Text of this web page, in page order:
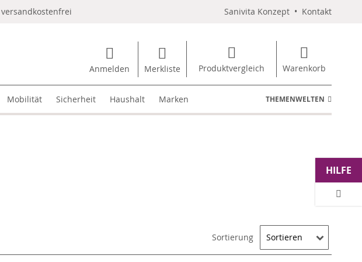
Sanivita Konzept • Kontakt
Anmelden Merkliste Produktvergleich Warenkorb
Mobilität Sicherheit Haushalt Marken THEMENWELTEN
Sortierung
HILFE